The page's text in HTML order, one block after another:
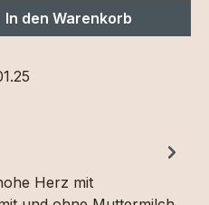
den
In den Warenkorb
Herz mit